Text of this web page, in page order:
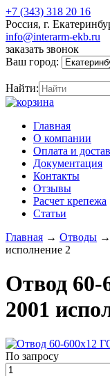
+7 (343) 318 20 16
Россия, г.
info@interarm-ekb.ru
заказать звонок
Ваш город:
Найти:
Главная
О компании
Оплата и
Документация
Контакты
Отзывы
Расчет крепежа
Статьи
Главная → Отводы →
исполнение 2
Отвод
2001
По запросу